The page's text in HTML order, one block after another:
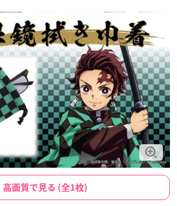
高画質で見る (全1枚)